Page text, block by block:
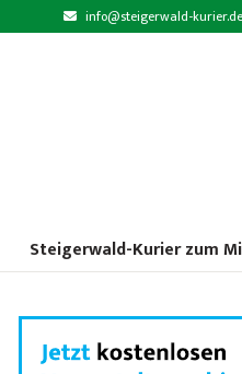
info@steigerwald-kurier.de
Steigerwald-Kurier zum